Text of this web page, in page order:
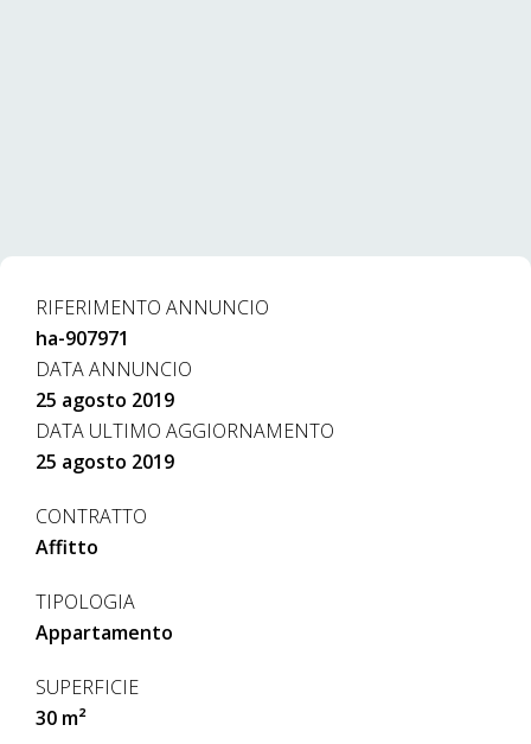
RIFERIMENTO ANNUNCIO
ha-907971
DATA ANNUNCIO
25 agosto 2019
DATA ULTIMO AGGIORNAMENTO
25 agosto 2019
CONTRATTO
Affitto
TIPOLOGIA
Appartamento
SUPERFICIE
30 m²